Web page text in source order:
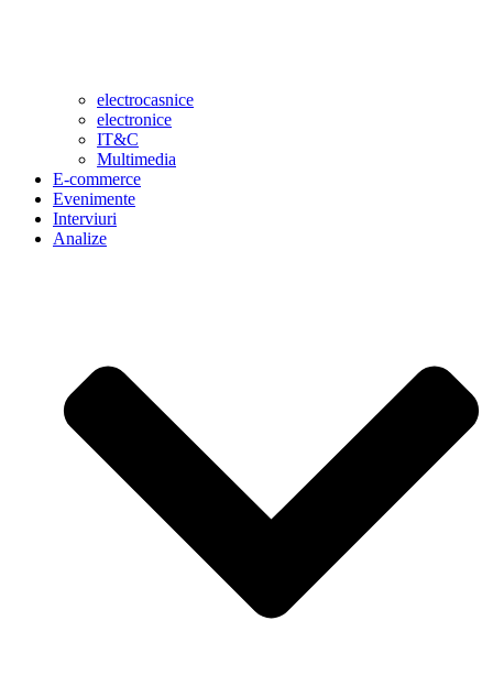
electrocasnice
electronice
IT&C
Multimedia
E-commerce
Evenimente
Interviuri
Analize